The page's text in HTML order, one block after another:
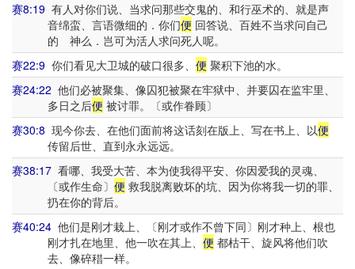
赛8:19 有人对你们说、当求问那些交鬼的、和行巫术的、就是声
音绵蛮、言语微细的．你们便 回答说、百姓不当求问自己
的 神么．岂可为活人求问死人呢。
赛22:9 你们看见大卫城的破口很多、 便 聚积下池的水。
赛24:22 他们必被聚集、像囚犯被聚在牢狱中、并要囚在监牢里、
多日之后便 被讨罪。〔或作眷顾〕
赛30:8 现今你去、在他们面前将这话刻在版上、写在书上、以便
传留后世、直到永永远远。
赛38:17 看哪、我受大苦、本为使我得平安、你因爱我的灵魂、
〔或作生命〕 便 救我脱离败坏的坑、因为你将我一切的罪、
扔在你的背后。
赛40:24 他们是刚才栽上、〔刚才或作不曾下同〕刚才种上、根也
刚才扎在地里、他一吹在其上、 便 都枯干、旋风将他们吹
去、像碎稓一样。